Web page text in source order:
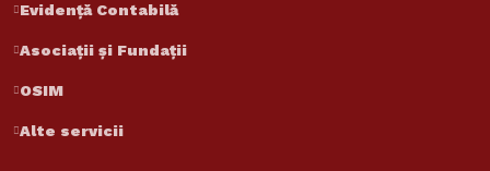
Evidență Contabilă
Asociații și Fundații
OSIM
Alte servicii